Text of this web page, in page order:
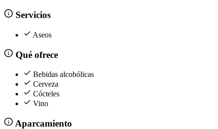
Servicios
Aseos
Qué ofrece
Bebidas alcohólicas
Cerveza
Cócteles
Vino
Aparcamiento